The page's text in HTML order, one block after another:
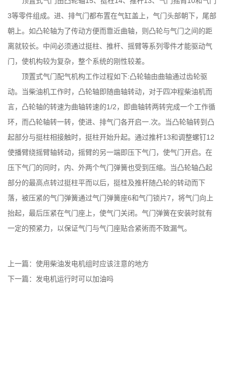
3等零件组成。进、排气门都布置在气缸盖上，气门头部朝下，尾部
朝上。如凸轮轴为了传动方便而靠近曲轴，则凸轮与气门之间的距
离就较长。中间必须通过挺柱、推杆、摇臂等系列零件才能驱动气
门，使机构较为复杂，整个系统的刚性较差。
顶置式气门配气机构工作过程如下:凸轮轴由曲轴通过齿轮驱
动。当柴油机工作时，凸轮轴即随曲轴转动，对于四冲程柴油机而
言，凸轮轴的转速为曲轴转速的1/2，即曲轴转两转完成一个工作循
环，而凸轮轴转一转，使进、排气门各开启一.次。当凸轮轴转到凸
起部分与挺柱相接触时，挺柱开始升起。通过推杆13和调整螺钉12
使播臂绕摇臂轴转动，摇臂的另一端即压下气门，使气门开启。在
压下气门的同时，内、外两个气门弹簧也受到压缩。当凸轮轴凸起
部分的最高点转过挺柱平而以后，挺桂及推杆随凸轮的转动而下
落，被压紧的气门弹簧通过气门弹簧座6和气门锁片7，将气门向上
抬起，最后压紧在气门座上，使气门关闭。气门弹簧在安装时就有
一定的预紧力，以保证气门与气门座贴合紧術而不致漏气。
上一篇： 使用柴油发电机组时应该注意的地方
下一篇： 发电机运行时可以加油吗